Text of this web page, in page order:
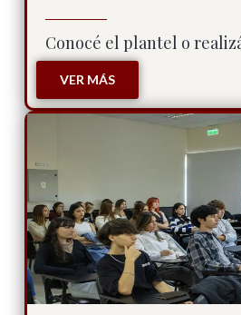
Conocé el plantel o
VER MÁS